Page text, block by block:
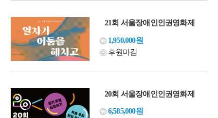
21회 서울장애인인권영화제
1,950,000원
후원마감
20회 서울장애인인권영화제
6,585,000원